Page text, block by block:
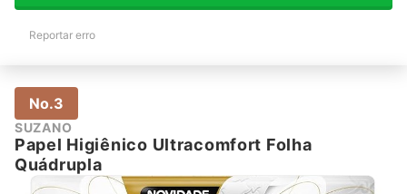
Reportar erro
No.3
SUZANO
Papel Higiênico Ultracomfort Folha
Quádrupla